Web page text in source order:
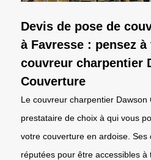
Devis de pose de
à Favresse : pensez
couvreur charpentier
Couverture
Le couvreur charpentier Dawson
prestataire de choix à qui vous
votre couverture en ardoise. Ses
réputées pour être accessibles